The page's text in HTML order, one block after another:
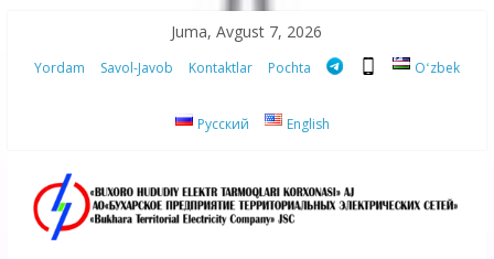
content
Juma, Avgust 7, 2026
Yordam Savol-Javob Kontaktlar Pochta Oʻzbek
Русский English